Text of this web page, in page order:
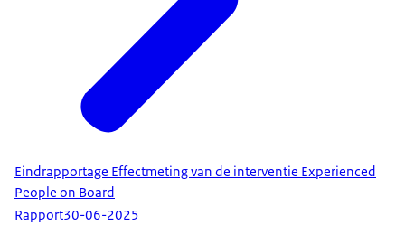
Eindrapportage Effectmeting van de interventie Experienced
People on Board
Rapport30-06-2025